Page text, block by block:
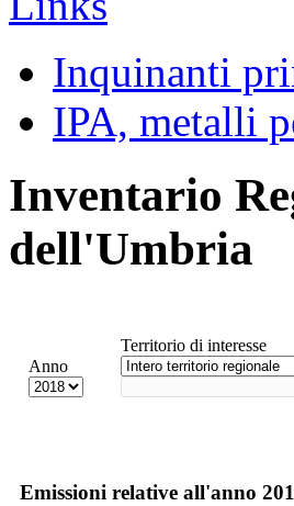
Inquinanti
IPA, metalli
Inventario
dell'Umbria
Anno
Territorio di interesse
Emissioni relative all'anno